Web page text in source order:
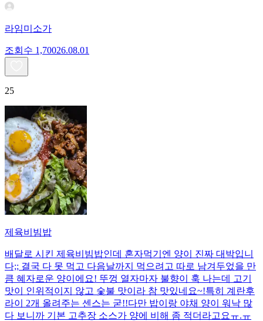
라임미소가
조회수 1,70026.08.01
25
제육비빔밥
배달로 시킨 제육비빔밥인데 혼자먹기엔 양이 진짜 대박입니
다;; 결국 다 못 먹고 다음날까지 먹으려고 따로 남겨두었을 만
큼 혜자로운 양이에요! 뚜껑 열자마자 불향이 훅 나는데 고기
맛이 인위적이지 않고 숯불 맛이라 참 맛있네요~!특히 계란후
라이 2개 올려주는 센스는 굳!! ​다만 밥이랑 야채 양이 워낙 많
다 보니까 기본 고추장 소스가 양에 비해 좀 적더라고요ㅠ.ㅠ